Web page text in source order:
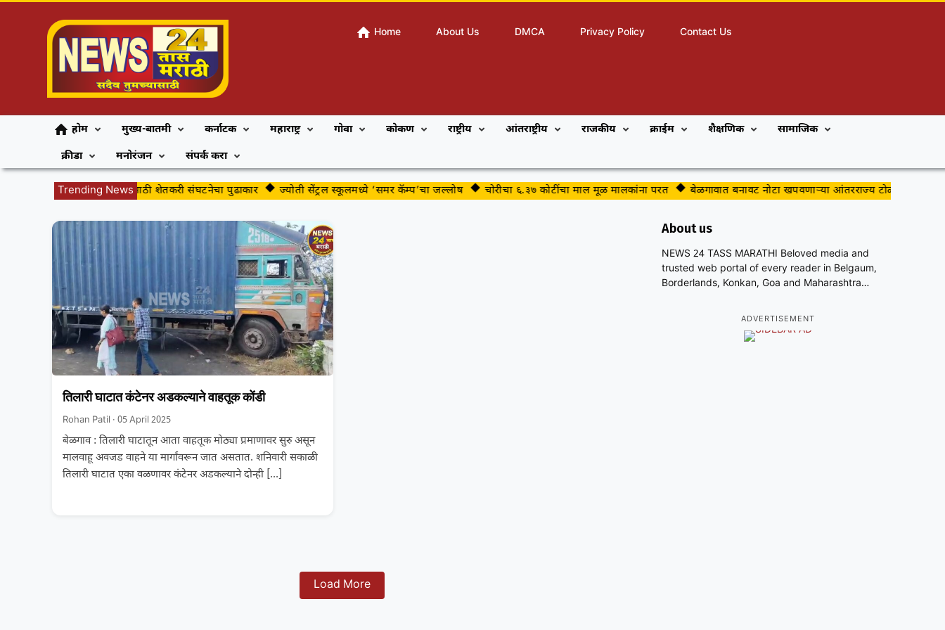
Home About Us DMCA Privacy Policy Contact Us
होम मुख्य-बातमी कर्नाटक महाराष्ट्र गोवा कोकण राष्ट्रीय आंतराष्ट्रीय राजकीय क्राईम शैक्षणिक
सामाजिक
क्रीडा
मनोरंजन संपर्क करा
Trending News
मार्कंडेय नदीच्या संवर्धनासाठी शेतकरी संघटनेचा पुढाकार ज्योती सेंट्रल स्कूलमध्ये ‘समर कॅम्प’चा जल्लोष चोरीचा ६.३७ कोटींचा माल मूळ मालकांना परत बेळगावात बनावट नोटा खपवणाऱ्या आंतरराज्य टोळीचा पर्दाफाश
तिलारी घाटात कंटेनर अडकल्याने वाहतूक कोंडी
Rohan Patil · 05 April 2025
बेळगाव : तिलारी घाटातून आता वाहतूक मोठ्या प्रमाणावर सुरु असून
मालवाहू अवजड वाहने या मार्गांवरून जात असतात. शनिवारी सकाळी
तिलारी घाटात एका वळणावर कंटेनर अडकल्याने दोन्ही […]
Load More
About us
NEWS 24 TASS MARATHI Beloved media and
trusted web portal of every reader in Belgaum,
Borderlands, Konkan, Goa and Maharashtra…
ADVERTISEMENT